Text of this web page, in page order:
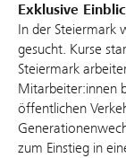
Exklusive
In der Steiermark
gesucht. Kurse
Steiermark
Mitarbeiter:innen
öffentlichen
zum Einstieg in